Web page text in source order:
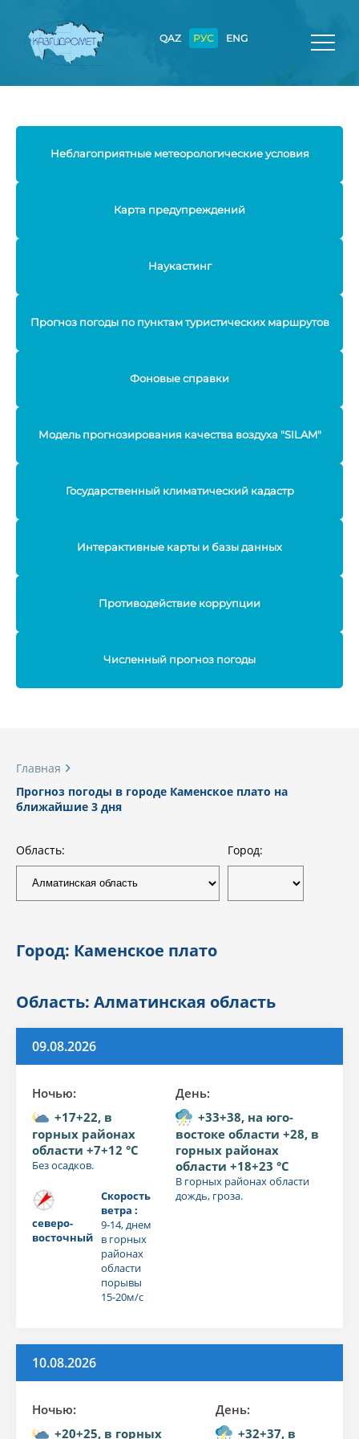
QAZ РУС ENG
Неблагоприятные метеорологические условия
Карта предупреждений
Наукастинг
Прогноз погоды по пунктам туристических маршрутов
Фоновые справки
Модель прогнозирования качества воздуха "SILAM"
Государственный климатический кадастр
Интерактивные карты и базы данных
Противодействие коррупции
Численный прогноз погоды
Главная
Прогноз погоды в городе Каменское плато на
ближайшие 3 дня
Область: Город:
Город: Каменское плато
Область: Алматинская область
09.08.2026
Ночью:
+17+22, в
горных районах
области +7+12 °C
Без осадков.
северо-
восточный
Скорость
ветра :
9-14, днем
в горных
районах
области
порывы
15-20м/с
День:
+33+38, на юго-
востоке области +28, в
горных районах
области +18+23 °C
В горных районах области
дождь, гроза.
10.08.2026
Ночью:
+20+25, в горных
День:
+32+37, в